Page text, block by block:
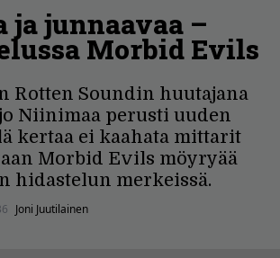
ja junnaavaa –
Morbid Evils
Rotten Soundin huutajana
Niinimaa perusti uuden
kertaa ei kaahata mittarit
Morbid Evils möyryää
hidastelun merkeissä.
Joni Juutilainen